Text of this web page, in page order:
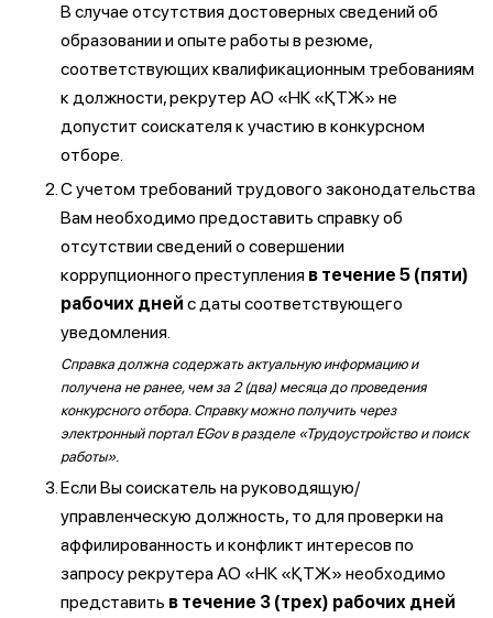
В случае отсутствия достоверных сведений об
образовании и опыте работы в резюме,
соответствующих квалификационным требованиям
к должности, рекрутер АО «НК «ҚТЖ» не
допустит соискателя к участию в конкурсном
отборе.
С учетом требований трудового законодательства
Вам необходимо предоставить справку об
отсутствии сведений о совершении
коррупционного преступления в течение 5 (пяти)
рабочих дней с даты соответствующего
уведомления.
Справка должна содержать актуальную информацию и
получена не ранее, чем за 2 (два) месяца до проведения
конкурсного отбора. Справку можно получить через
электронный портал EGov в разделе «Трудоустройство и поиск
работы».
Если Вы соискатель на руководящую/
управленческую должность, то для проверки на
аффилированность и конфликт интересов по
запросу рекрутера АО «НК «ҚТЖ» необходимо
представить в течение 3 (трех) рабочих дней